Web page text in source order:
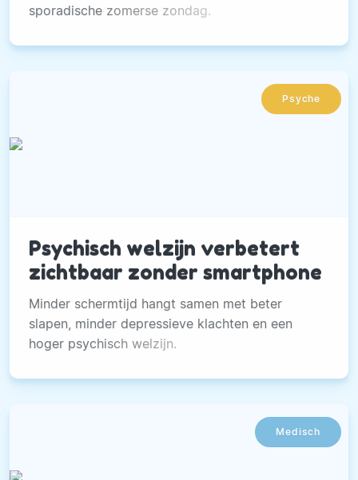
sporadische zomerse zondag.
Psyche
Psychisch welzijn verbetert
zichtbaar zonder smartphone
Minder schermtijd hangt samen met beter
slapen, minder depressieve klachten en een
hoger psychisch welzijn.
Medisch